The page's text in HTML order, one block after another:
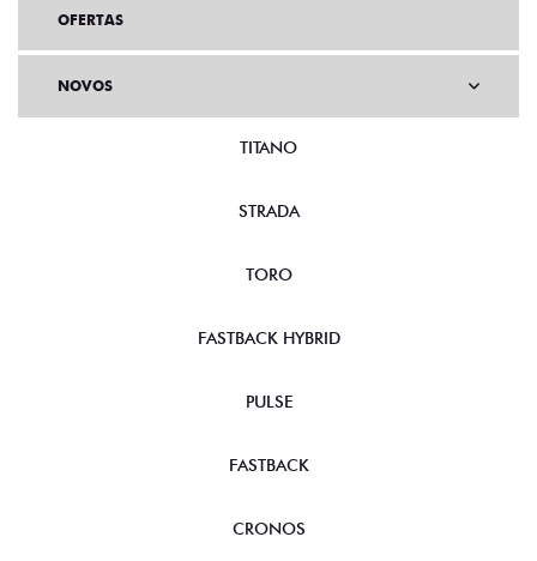
OFERTAS
NOVOS
TITANO
STRADA
TORO
FASTBACK HYBRID
PULSE
FASTBACK
CRONOS